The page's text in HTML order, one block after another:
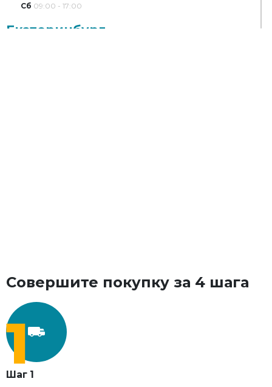
Сб 09:00 - 17:00
Екатеринбург
Совершите покупку за 4 шага
Шаг 1